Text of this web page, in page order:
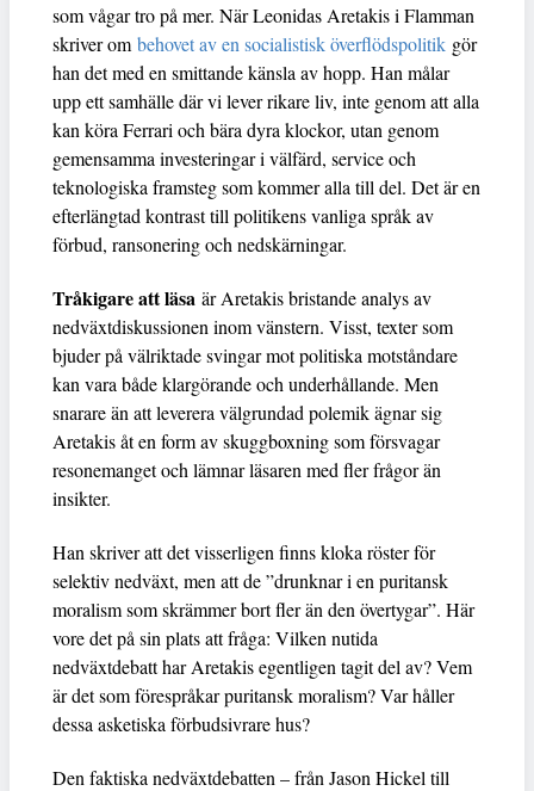
som vågar tro på mer. När Leonidas Aretakis i Flamman
skriver om behovet av en socialistisk överflödspolitik gör
han det med en smittande känsla av hopp. Han målar
upp ett samhälle där vi lever rikare liv, inte genom att alla
kan köra Ferrari och bära dyra klockor, utan genom
gemensamma investeringar i välfärd, service och
teknologiska framsteg som kommer alla till del. Det är en
efterlängtad kontrast till politikens vanliga språk av
förbud, ransonering och nedskärningar.
Tråkigare att läsa är Aretakis bristande analys av
nedväxtdiskussionen inom vänstern. Visst, texter som
bjuder på välriktade svingar mot politiska motståndare
kan vara både klargörande och underhållande. Men
snarare än att leverera välgrundad polemik ägnar sig
Aretakis åt en form av skuggboxning som försvagar
resonemanget och lämnar läsaren med fler frågor än
insikter.
Han skriver att det visserligen finns kloka röster för
selektiv nedväxt, men att de ”drunknar i en puritansk
moralism som skrämmer bort fler än den övertygar”. Här
vore det på sin plats att fråga: Vilken nutida
nedväxtdebatt har Aretakis egentligen tagit del av? Vem
är det som förespråkar puritansk moralism? Var håller
dessa asketiska förbudsivrare hus?
Den faktiska nedväxtdebatten – från Jason Hickel till